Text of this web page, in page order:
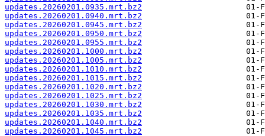
updates.20260201.0935.mrt.bz2
updates.20260201.0940.mrt.bz2
updates.20260201.0945.mrt.bz2
updates.20260201.0950.mrt.bz2
updates.20260201.0955.mrt.bz2
updates.20260201.1000.mrt.bz2
updates.20260201.1005.mrt.bz2
updates.20260201.1010.mrt.bz2
updates.20260201.1015.mrt.bz2
updates.20260201.1020.mrt.bz2
updates.20260201.1025.mrt.bz2
updates.20260201.1030.mrt.bz2
updates.20260201.1035.mrt.bz2
updates.20260201.1040.mrt.bz2
updates.20260201.1045.mrt.bz2